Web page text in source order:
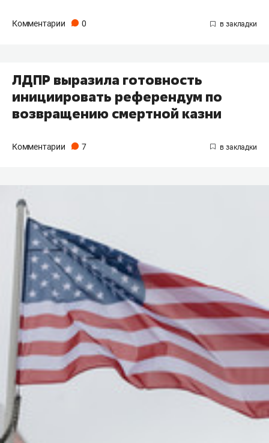
Комментарии 0
ЛДПР выразила готовность
инициировать референдум по
возвращению смертной казни
Комментарии 7